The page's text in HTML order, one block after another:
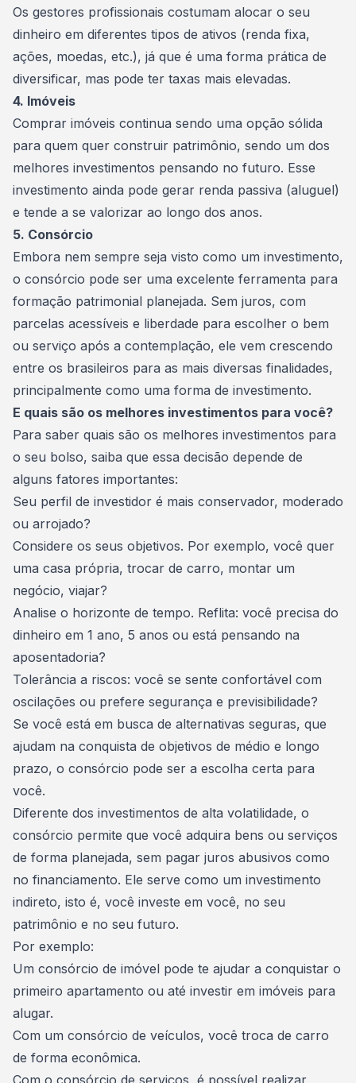
Os gestores profissionais costumam alocar o seu
dinheiro em diferentes tipos de ativos (renda fixa,
ações, moedas, etc.), já que é uma forma prática de
diversificar, mas pode ter taxas mais elevadas.
4. Imóveis
Comprar imóveis continua sendo uma opção sólida
para quem quer construir patrimônio, sendo um dos
melhores investimentos pensando no futuro. Esse
investimento ainda pode gerar renda passiva (aluguel)
e tende a se valorizar ao longo dos anos.
5. Consórcio
Embora nem sempre seja visto como um investimento,
o consórcio pode ser uma excelente ferramenta para
formação patrimonial planejada. Sem juros, com
parcelas acessíveis e liberdade para escolher o bem
ou serviço após a contemplação, ele vem crescendo
entre os brasileiros para as mais diversas finalidades,
principalmente como uma forma de investimento.
E quais são os melhores investimentos para você?
Para saber quais são os melhores investimentos para
o seu bolso, saiba que essa decisão depende de
alguns fatores importantes:
Seu perfil de investidor é mais conservador, moderado
ou arrojado?
Considere os seus objetivos. Por exemplo, você quer
uma casa própria, trocar de carro, montar um
negócio, viajar?
Analise o horizonte de tempo. Reflita: você precisa do
dinheiro em 1 ano, 5 anos ou está pensando na
aposentadoria?
Tolerância a riscos: você se sente confortável com
oscilações ou prefere segurança e previsibilidade?
Se você está em busca de alternativas seguras, que
ajudam na conquista de objetivos de médio e longo
prazo, o consórcio pode ser a escolha certa para
você.
Diferente dos investimentos de alta volatilidade, o
consórcio permite que você adquira bens ou serviços
de forma planejada, sem pagar juros abusivos como
no financiamento. Ele serve como um investimento
indireto, isto é, você investe em você, no seu
patrimônio e no seu futuro.
Por exemplo:
Um consórcio de imóvel pode te ajudar a conquistar o
primeiro apartamento ou até investir em imóveis para
alugar.
Com um consórcio de veículos, você troca de carro
de forma econômica.
Com o consórcio de serviços, é possível realizar